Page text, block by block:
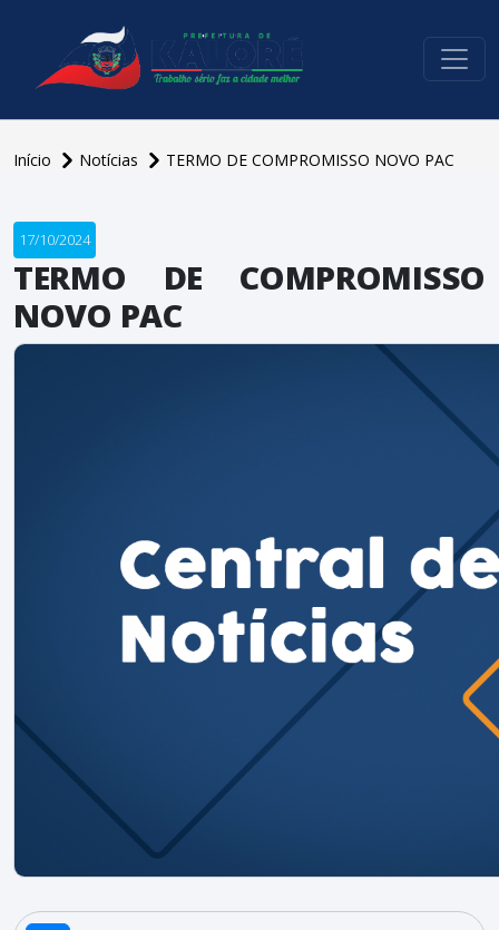
Início Notícias TERMO DE COMPROMISSO NOVO PAC
17/10/2024
TERMO DE COMPROMISSO
NOVO PAC